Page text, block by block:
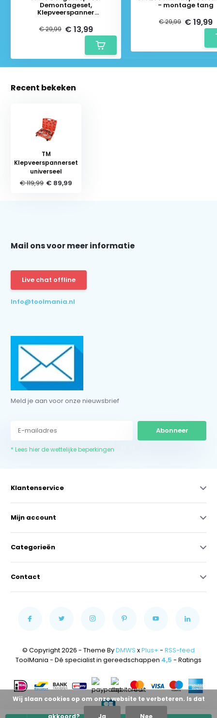
Demontageset,
Klepveerspanner
€ 29,99 € 13,99
- montage tang
€ 29,99 € 19,99
Recent bekeken
TM
Klepveerspannerset
universeel
€ 119,99 € 89,99
Mail ons voor meer informatie
Live chat offline
Info@toolmania.nl
Meld je aan voor onze nieuwsbrief
Abonneer
* Lees hier de wettelijke beperkingen
Klantenservice
Mijn account
Categorieën
Contact
© Copyright 2026 - Theme ByDMWS xPlus+ - RSS-feed
ToolMania - Dé specialist in gereedschappen 4,5 - Ratings
* Lees hier de wettelijke beperkingen
Wij slaan cookies op om onze website te verbeteren. Is dat
akkoord? Ja Nee